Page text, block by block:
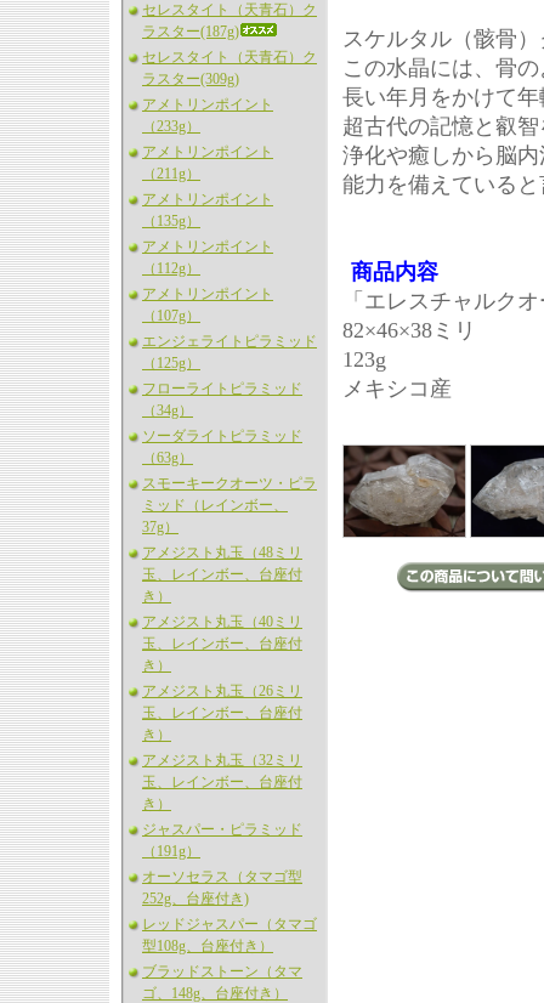
セレスタイト（天青石）ク
ラスター(187g)
セレスタイト（天青石）ク
ラスター(309g)
アメトリンポイント
（233g）
アメトリンポイント
（211g）
アメトリンポイント
（135g）
アメトリンポイント
（112g）
アメトリンポイント
（107g）
エンジェライトピラミッド
（125g）
フローライトピラミッド
（34g）
ソーダライトピラミッド
（63g）
スモーキークオーツ・ピラ
ミッド（レインボー、
37g）
アメジスト丸玉（48ミリ
玉、レインボー、台座付
き）
アメジスト丸玉（40ミリ
玉、レインボー、台座付
き）
アメジスト丸玉（26ミリ
玉、レインボー、台座付
き）
アメジスト丸玉（32ミリ
玉、レインボー、台座付
き）
ジャスパー・ピラミッド
（191g）
オーソセラス（タマゴ型
252g、台座付き)
レッドジャスパー（タマゴ
型108g、台座付き）
ブラッドストーン（タマ
ゴ、148g、台座付き）
スケルタル（骸骨
この水晶には、骨
長い年月をかけて
超古代の記憶と叡
浄化や癒しから脳
能力を備えている
商品内容
「エレスチャルク
82×46×38ミリ
123g
メキシコ産